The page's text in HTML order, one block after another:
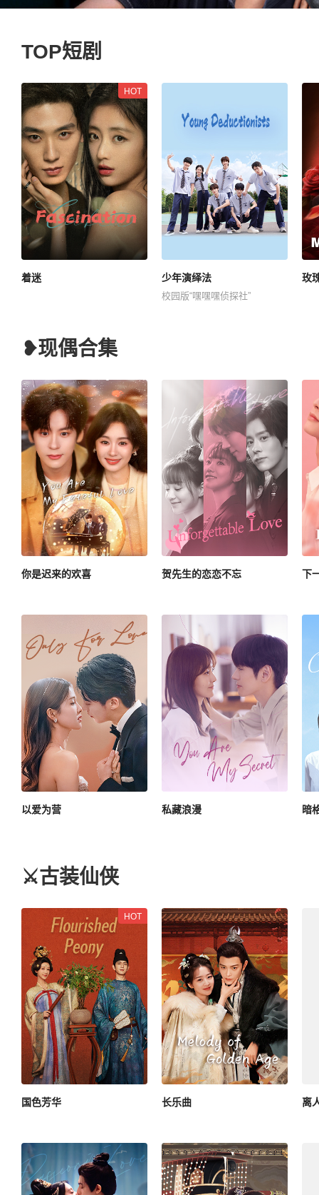
TOP短剧
HOT
着迷 少年演绎法
校园版“嘿嘿嘿侦探社”
玫
❥现偶合集
你是迟来的欢喜
以爱为营
贺先生的恋恋不忘
私藏浪漫
下
暗
⚔️古装仙侠
HOT
国色芳华 长乐曲 离